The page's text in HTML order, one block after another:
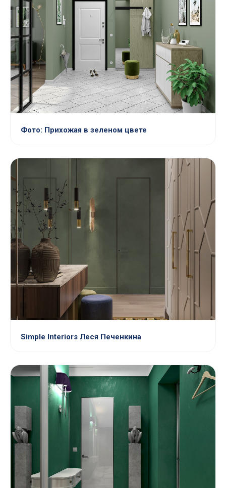
Фото: Прихожая в зеленом цвете
Simple Interiors Леся Печенкина